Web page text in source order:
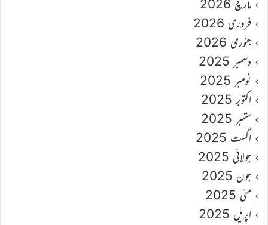
مارچ 2026
فروری 2026
جنوری 2026
دسمبر 2025
نومبر 2025
اکتوبر 2025
ستمبر 2025
اگست 2025
جولائی 2025
جون 2025
مئی 2025
اپریل 2025